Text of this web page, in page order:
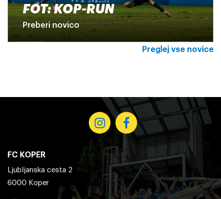
FOT: KOP-RUN
Preberi novico
Preglej vse novice
FC KOPER
Ljubljanska cesta 2
6000 Koper